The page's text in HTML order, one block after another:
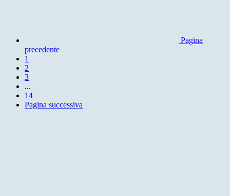
Pagina
precedente
1
2
3
...
14
Pagina successiva